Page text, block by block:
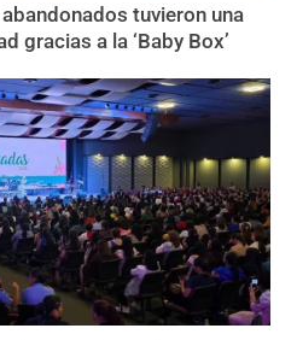
tuvieron una
gracias a la ‘Baby Box’